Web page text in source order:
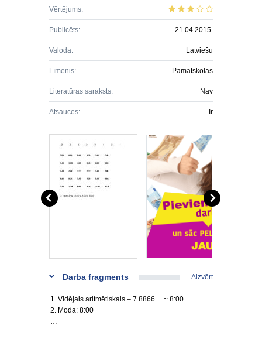
Vērtējums:
Publicēts: 21.04.2015.
Valoda: Latviešu
Līmenis: Pamatskolas
Literatūras saraksts: Nav
Atsauces: Ir
Darba fragments Aizvērt
1. Vidējais aritmētiskais – 7.8866… ~ 8:00
2. Moda: 8:00
…